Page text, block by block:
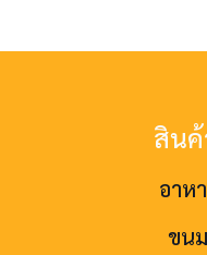
สินค้
อาห
ขน